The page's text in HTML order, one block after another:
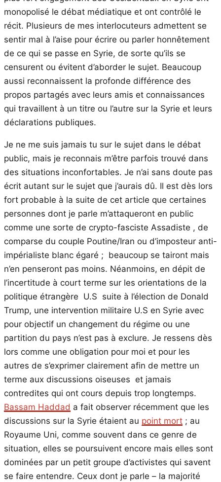
monopolisé le débat médiatique et ont contrôlé le
récit. Plusieurs de mes interlocuteurs admettent se
sentir mal à l’aise pour écrire ou parler honnêtement
de ce qui se passe en Syrie, de sorte qu’ils se
censurent ou évitent d’aborder le sujet. Beaucoup
aussi reconnaissent la profonde différence des
propos partagés avec leurs amis et connaissances
qui travaillent à un titre ou l’autre sur la Syrie et leurs
déclarations publiques.
Je ne me suis jamais tu sur le sujet dans le débat
public, mais je reconnais m’être parfois trouvé dans
des situations inconfortables. Je n’ai sans doute pas
écrit autant sur le sujet que j’aurais dû. Il est dès lors
fort probable à la suite de cet article que certaines
personnes dont je parle m’attaqueront en public
comme une sorte de crypto-fasciste Assadiste , de
comparse du couple Poutine/Iran ou d’imposteur anti-
impérialiste blanc égaré ; beaucoup se tairont mais
n’en penseront pas moins. Néanmoins, en dépit de
l’incertitude à court terme sur les orientations de la
politique étrangère U.S suite à l’élection de Donald
Trump, une intervention militaire U.S en Syrie avec
pour objectif un changement du régime ou une
partition du pays n’est pas à exclure. Je ressens dès
lors comme une obligation pour moi et pour les
autres de s’exprimer clairement afin de mettre un
terme aux discussions oiseuses et jamais
contredites qui ont cours depuis trop longtemps.
Bassam Haddad a fait observer récemment que les
discussions sur la Syrie étaient au point mort ; au
Royaume Uni, comme souvent dans ce genre de
situation, elles se poursuivent encore mais elles sont
dominées par un petit groupe d’activistes qui savent
se faire entendre. Ceux dont je parle – la majorité